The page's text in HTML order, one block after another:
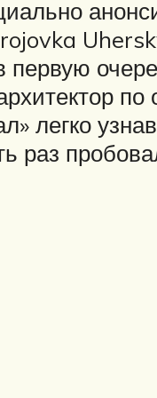
первую
легко
раз